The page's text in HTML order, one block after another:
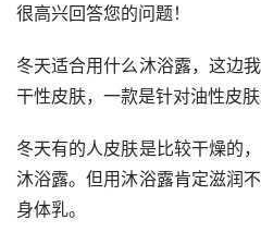
很高兴回答您的问题！
冬天适合用什么沐浴露，这边
干性皮肤，一款是针对油性皮肤
冬天有的人皮肤是比较干燥的
沐浴露。但用沐浴露肯定滋润
身体乳。